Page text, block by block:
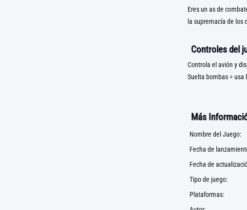
Eres un as de
la supremacía de los
Controles del
Controla el avión y
Suelta bombas = usa
Más
Nombre del Juego:
Fecha de
Fecha de
Tipo de juego:
Plataformas: